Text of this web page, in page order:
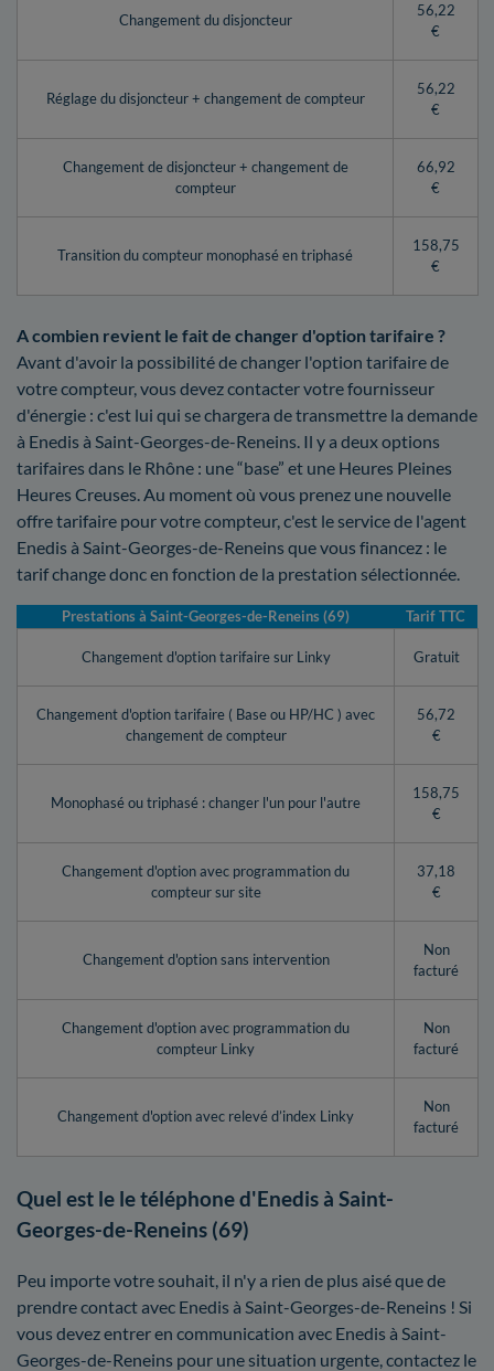
Changement du disjoncteur
56,22
€
Réglage du disjoncteur + changement de compteur
56,22
€
Changement de disjoncteur + changement de
compteur
66,92
€
Transition du compteur monophasé en triphasé
158,75
€
A combien revient le fait de changer d'option tarifaire ?
Avant d'avoir la possibilité de changer l'option tarifaire de
votre compteur, vous devez contacter votre fournisseur
d'énergie : c'est lui qui se chargera de transmettre la demande
à Enedis à Saint-Georges-de-Reneins. Il y a deux options
tarifaires dans le Rhône : une “base” et une Heures Pleines
Heures Creuses. Au moment où vous prenez une nouvelle
offre tarifaire pour votre compteur, c'est le service de l'agent
Enedis à Saint-Georges-de-Reneins que vous financez : le
tarif change donc en fonction de la prestation sélectionnée.
Prestations à Saint-Georges-de-Reneins (69) Tarif TTC
Changement d'option tarifaire sur Linky Gratuit
Changement d'option tarifaire ( Base ou HP/HC ) avec
changement de compteur
56,72
€
Monophasé ou triphasé : changer l'un pour l'autre
158,75
€
Changement d'option avec programmation du
compteur sur site
37,18
€
Changement d'option sans intervention
Non
facturé
Changement d'option avec programmation du
compteur Linky
Non
facturé
Changement d'option avec relevé d’index Linky
Non
facturé
Quel est le le téléphone d'Enedis à Saint-
Georges-de-Reneins (69)
Peu importe votre souhait, il n'y a rien de plus aisé que de
prendre contact avec Enedis à Saint-Georges-de-Reneins ! Si
vous devez entrer en communication avec Enedis à Saint-
Georges-de-Reneins pour une situation urgente, contactez le